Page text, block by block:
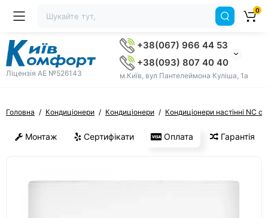
Ліцензія AE №526143
+38(067) 966 44 53
+38(093) 807 40 40
м.Київ, вул Пантелеймона Куліша, 1а
0
Головна Кондиціонери Кондиціонери Кондиціонери настінні NC
Монтаж Сертифікати Оплата Гарантія